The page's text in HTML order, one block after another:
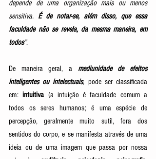
depende de uma organização mais ou menos
sensitiva. É de notar-se, além disso, que essa
faculdade não se revela, da mesma maneira, em
todos”.
De maneira geral, a mediunidade de efeitos
inteligentes ou intelectuais, pode ser classificada
em: intuitiva (a intuição é faculdade comum a
todos os seres humanos; é uma espécie de
percepção, geralmente muito sutil, fora dos
sentidos do corpo, e se manifesta através de uma
ideia ou de uma imagem que passa por nossa